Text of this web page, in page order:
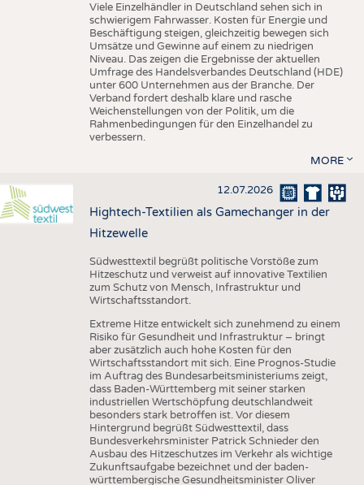
Viele Einzelhändler in Deutschland sehen sich in
schwierigem Fahrwasser. Kosten für Energie und
Beschäftigung steigen, gleichzeitig bewegen sich
Umsätze und Gewinne auf einem zu niedrigen
Niveau. Das zeigen die Ergebnisse der aktuellen
Umfrage des Handelsverbandes Deutschland (HDE)
unter 600 Unternehmen aus der Branche. Der
Verband fordert deshalb klare und rasche
Weichenstellungen von der Politik, um die
Rahmenbedingungen für den Einzelhandel zu
verbessern.
MORE
12.07.2026
Hightech-Textilien als Gamechanger in der
Hitzewelle
Südwesttextil begrüßt politische Vorstöße zum
Hitzeschutz und verweist auf innovative Textilien
zum Schutz von Mensch, Infrastruktur und
Wirtschaftsstandort.
Extreme Hitze entwickelt sich zunehmend zu einem
Risiko für Gesundheit und Infrastruktur – bringt
aber zusätzlich auch hohe Kosten für den
Wirtschaftsstandort mit sich. Eine Prognos-Studie
im Auftrag des Bundesarbeitsministeriums zeigt,
dass Baden-Württemberg mit seiner starken
industriellen Wertschöpfung deutschlandweit
besonders stark betroffen ist. Vor diesem
Hintergrund begrüßt Südwesttextil, dass
Bundesverkehrsminister Patrick Schnieder den
Ausbau des Hitzeschutzes im Verkehr als wichtige
Zukunftsaufgabe bezeichnet und der baden-
württembergische Gesundheitsminister Oliver